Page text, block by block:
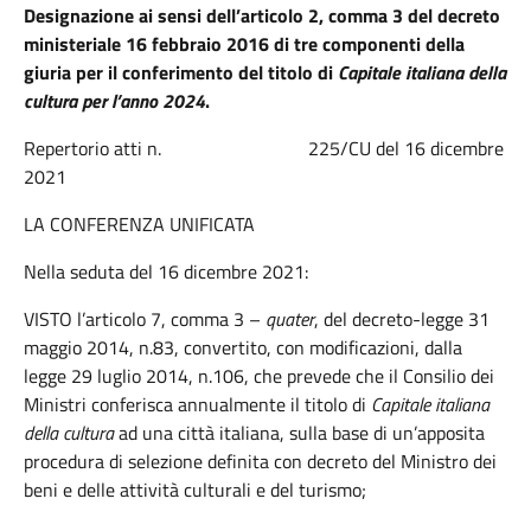
Designazione ai sensi dell’articolo 2, comma 3 del decreto
ministeriale 16 febbraio 2016 di tre componenti della
giuria per il conferimento del titolo di Capitale italiana della
cultura per l’anno 2024.
Repertorio atti n. 225/CU del 16 dicembre
2021
LA CONFERENZA UNIFICATA
Nella seduta del 16 dicembre 2021:
VISTO l’articolo 7, comma 3 – quater, del decreto-legge 31
maggio 2014, n.83, convertito, con modificazioni, dalla
legge 29 luglio 2014, n.106, che prevede che il Consilio dei
Ministri conferisca annualmente il titolo di Capitale italiana
della culturaad una città italiana, sulla base di un’apposita
procedura di selezione definita con decreto del Ministro dei
beni e delle attività culturali e del turismo;